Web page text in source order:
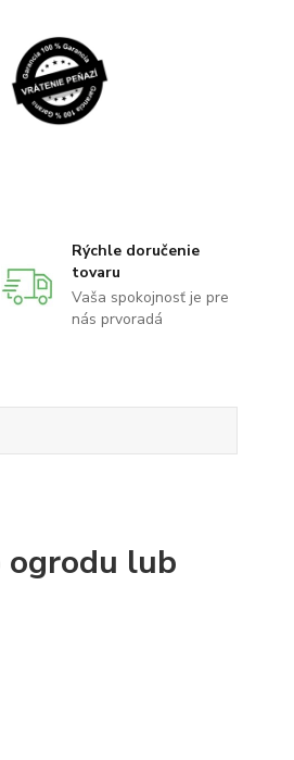
Rýchle doručenie
tovaru
Vaša spokojnosť je pre
nás prvoradá
ogrodu lub